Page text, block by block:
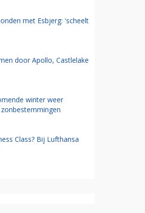
met Esbjerg: 'scheelt
door Apollo, Castlelake
winter weer
Class? Bij Lufthansa